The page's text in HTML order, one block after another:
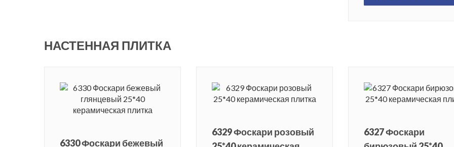
НАСТЕННАЯ ПЛИТКА
6330 Фоскари бежевый
6329 Фоскари розовый
6327 Фоскари